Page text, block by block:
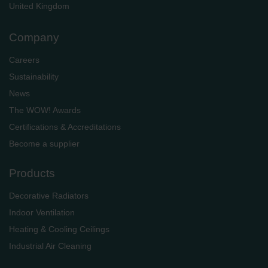
​​​​​​​United Kingdom
Company
Careers
Sustainability
News
The WOW! Awards
Certifications & Accreditations
Become a supplier
Products
Decorative Radiators
Indoor Ventilation
Heating & Cooling Ceilings
Industrial Air Cleaning